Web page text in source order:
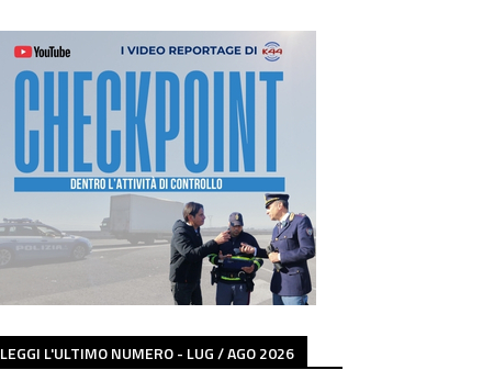
LEGGI L'ULTIMO NUMERO - LUG / AGO 2026